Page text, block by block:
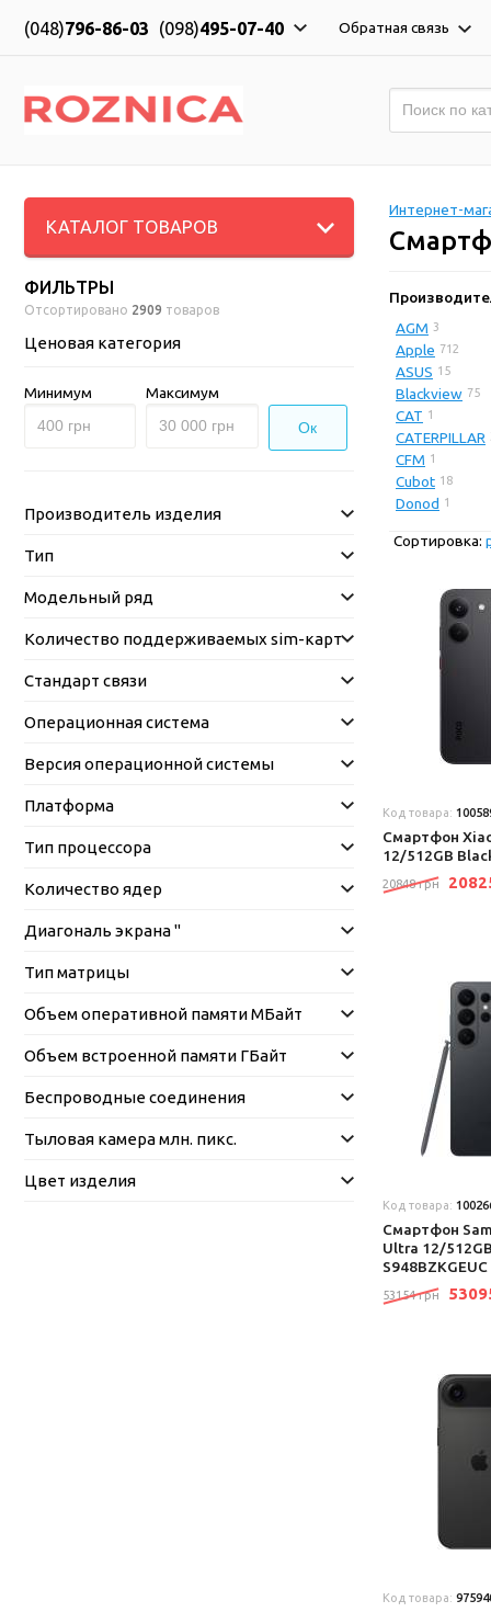
(048)796-86-03 (098)495-07-40 Обратная связь
КАТАЛОГ ТОВАРОВ
ФИЛЬТРЫ
Отсортировано 2909 товаров
Ценовая категория
Минимум Максимум
Ок
Производитель изделия
Тип
Модельный ряд
Количество поддерживаемых sim-карт
Стандарт связи
Операционная система
Версия операционной системы
Платформа
Тип процессора
Количество ядер
Диагональ экрана "
Тип матрицы
Объем оперативной памяти МБайт
Объем встроенной памяти ГБайт
Беспроводные соединения
Тыловая камера млн. пикс.
Цвет изделия
Интернет-
AGM 3
Apple 712
ASUS 15
Blackview 75
CAT 1
CATERPILLAR
CFM 1
Cubot 18
Donod 1
Сортировка:
Код товара:
Смартфон
12/512GB
20848 грн
Код товара:
Смартфон
Ultra 12/
S948BZKGEUC
53154 грн
Код товара: